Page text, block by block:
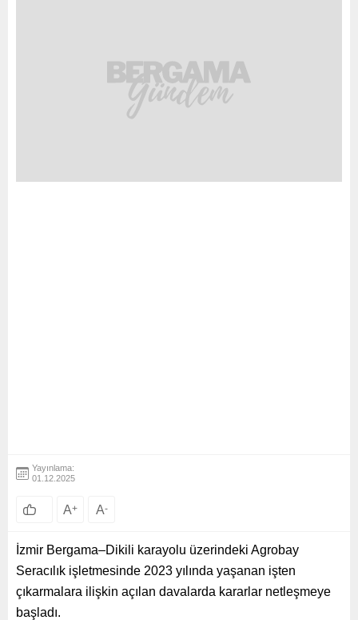
Yayınlama:
01.12.2025
A+ A-
İzmir Bergama–Dikili karayolu üzerindeki Agrobay
Seracılık işletmesinde 2023 yılında yaşanan işten
çıkarmalara ilişkin açılan davalarda kararlar netleşmeye
başladı.